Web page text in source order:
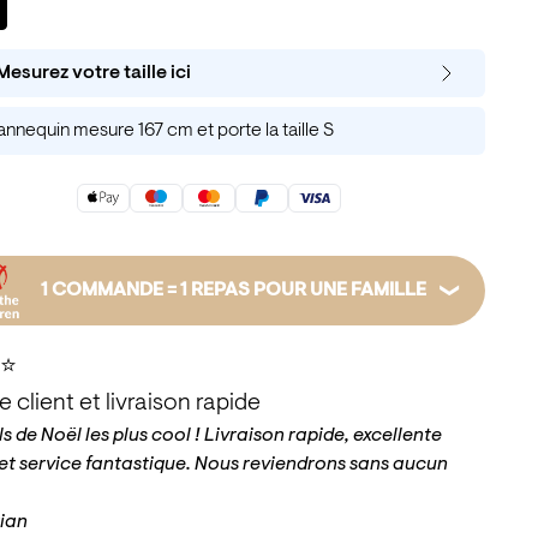
Mesurez votre taille ici
mesure 167 cm et porte la taille S
1 COMMANDE = 1 REPAS POUR UNE FAMILLE
en finançant des semences. Le don est versé au
pour l’enfance, qui peut aider à fournir des
du matériel scolaire et bien plus encore. Nous faisons
pour chaque commande à Save the Children.
plus
client et livraison rapide
de Noël les plus cool ! Livraison rapide, excellente
service fantastique. Nous reviendrons sans aucun